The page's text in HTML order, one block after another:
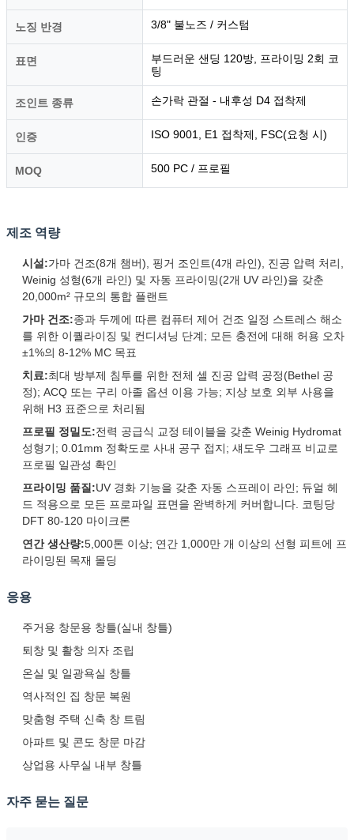
노징 반경 3/8" 불노즈 / 커스텀
표면
부드러운 샌딩 120방, 프라이밍 2회 코
팅
조인트 종류 손가락 관절 - 내후성 D4 접착제
인증 ISO 9001, E1 접착제, FSC(요청 시)
MOQ 500 PC / 프로필
제조 역량
시설:가마 건조(8개 챔버), 핑거 조인트(4개 라인), 진공 압력 처리,
Weinig 성형(6개 라인) 및 자동 프라이밍(2개 UV 라인)을 갖춘
20,000m² 규모의 통합 플랜트
가마 건조:종과 두께에 따른 컴퓨터 제어 건조 일정 스트레스 해소
를 위한 이퀄라이징 및 컨디셔닝 단계; 모든 충전에 대해 허용 오차
±1%의 8-12% MC 목표
치료:최대 방부제 침투를 위한 전체 셀 진공 압력 공정(Bethel 공
정); ACQ 또는 구리 아졸 옵션 이용 가능; 지상 보호 외부 사용을
위해 H3 표준으로 처리됨
프로필 정밀도:전력 공급식 교정 테이블을 갖춘 Weinig Hydromat
성형기; 0.01mm 정확도로 사내 공구 접지; 섀도우 그래프 비교로
프로필 일관성 확인
프라이밍 품질:UV 경화 기능을 갖춘 자동 스프레이 라인; 듀얼 헤
드 적용으로 모든 프로파일 표면을 완벽하게 커버합니다. 코팅당
DFT 80-120 마이크론
연간 생산량:5,000톤 이상; 연간 1,000만 개 이상의 선형 피트에 프
라이밍된 목재 몰딩
응용
주거용 창문용 창틀(실내 창틀)
퇴창 및 활창 의자 조립
온실 및 일광욕실 창틀
역사적인 집 창문 복원
맞춤형 주택 신축 창 트림
아파트 및 콘도 창문 마감
상업용 사무실 내부 창틀
자주 묻는 질문